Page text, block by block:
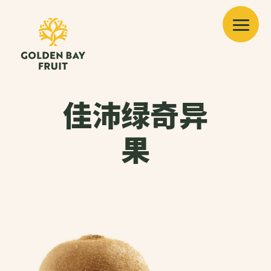
佳沛绿奇异
果